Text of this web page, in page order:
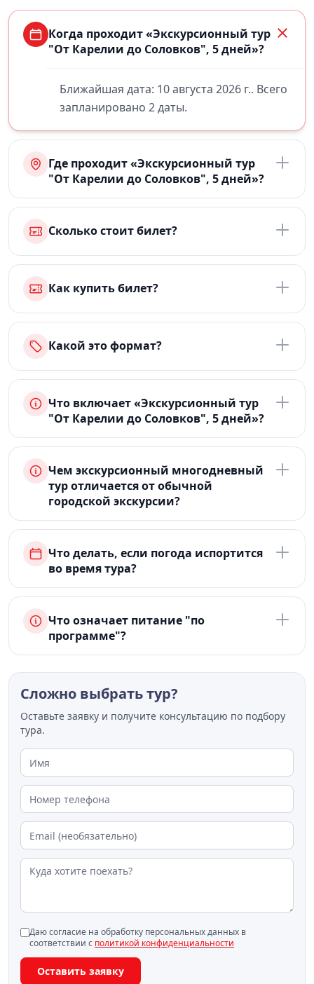
Когда проходит «Экскурсионный тур
"От Карелии до Соловков", 5 дней»?
Ближайшая дата: 10 августа 2026 г.. Всего
запланировано 2 даты.
Где проходит «Экскурсионный тур
"От Карелии до Соловков", 5 дней»?
Сколько стоит билет?
Как купить билет?
Какой это формат?
Что включает «Экскурсионный тур
"От Карелии до Соловков", 5 дней»?
Чем экскурсионный многодневный
тур отличается от обычной
городской экскурсии?
Что делать, если погода испортится
во время тура?
Что означает питание "по
программе"?
Сложно выбрать тур?
Оставьте заявку и получите консультацию по подбору
тура.
Даю согласие на обработку персональных данных в
соответствии с политикой конфиденциальности
Оставить заявку